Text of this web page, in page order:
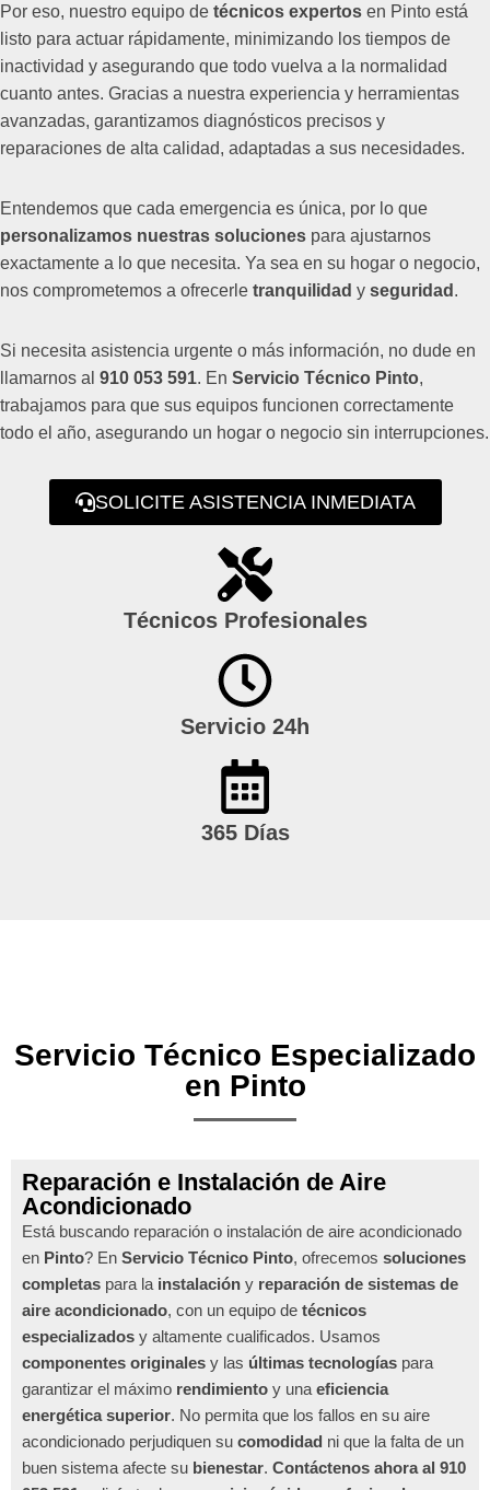
Por eso, nuestro equipo de técnicos expertos en Pinto está
listo para actuar rápidamente, minimizando los tiempos de
inactividad y asegurando que todo vuelva a la normalidad
cuanto antes. Gracias a nuestra experiencia y herramientas
avanzadas, garantizamos diagnósticos precisos y
reparaciones de alta calidad, adaptadas a sus necesidades.
Entendemos que cada emergencia es única, por lo que
personalizamos nuestras soluciones para ajustarnos
exactamente a lo que necesita. Ya sea en su hogar o negocio,
nos comprometemos a ofrecerle tranquilidad y seguridad .
Si necesita asistencia urgente o más información, no dude en
llamarnos al 910 053 591. En Servicio Técnico Pinto,
trabajamos para que sus equipos funcionen correctamente
todo el año, asegurando un hogar o negocio sin interrupciones.
SOLICITE ASISTENCIA INMEDIATA
Técnicos Profesionales
Servicio 24h
365 Días
Servicio Técnico Especializado
en Pinto
Reparación e Instalación de Aire
Acondicionado
Está buscando reparación o instalación de aire acondicionado
en Pinto? En Servicio Técnico Pinto, ofrecemos soluciones
completas para la instalación y reparación de sistemas de
aire acondicionado, con un equipo de técnicos
especializados y altamente cualificados. Usamos
componentes originales y las últimas tecnologías para
garantizar el máximo rendimiento y una eficiencia
energética superior. No permita que los fallos en su aire
acondicionado perjudiquen su comodidad ni que la falta de un
buen sistema afecte su bienestar. Contáctenos ahora al 910